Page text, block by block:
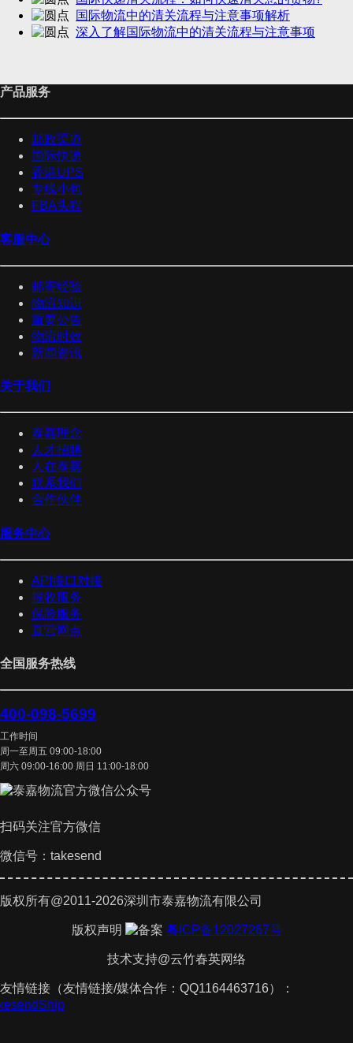
国际物流中的清关流程与注意事项解析
深入了解国际物流中的清关流程与注意事项
产品服务
邮政渠道
国际快递
香港UPS
专线小包
FBA头程
客服中心
邮寄经验
物流知识
重要公告
物流时效
新闻资讯
关于我们
泰嘉理念
人才招聘
人在泰嘉
联系我们
合作伙伴
服务中心
API接口对接
揽收服务
保险服务
直营网点
全国服务热线
400-098-5699
工作时间
周一至周五 09:00-18:00
周六 09:00-16:00 周日 11:00-18:00
扫码关注官方微信
微信号：takesend
版权所有@2011-2026深圳市泰嘉物流有限公司
版权声明 粤ICP备12027267号
技术支持@云竹春英网络
友情链接（友情链接/媒体合作：QQ1164463716）：